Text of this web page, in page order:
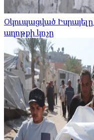
Օկուպացված
աղոթքի կոչը